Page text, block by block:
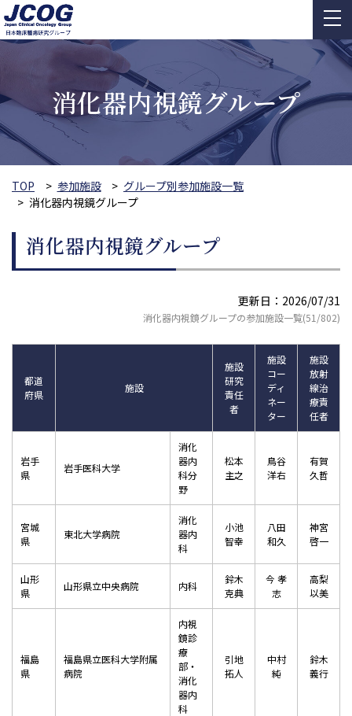
消化器内視鏡グループ
TOP 参加施設
グループ別参加施設一覧
消化器内視鏡グループ
消化器内視鏡グループ
更新日：2026/07/31
消化器内視鏡グループの参加施設一覧(51/802)
都道
府県
施設
施設
研究
責任
者
施設
コー
ディ
ネー
ター
施設
放射
線治
療責
任者
岩手
県
岩手医科大学
消化
器内
科分
野
松本
主之
鳥谷
洋右
有賀
久哲
宮城
県
東北大学病院
消化
器内
科
小池
智幸
八田
和久
神宮
啓一
山形
県
山形県立中央病院 内科
鈴木
克典
今 孝
志
高梨
以美
福島
県
福島県立医科大学附属
病院
内視
鏡診
療
部・
消化
器内
科
引地
拓人
中村
純
鈴木
義行